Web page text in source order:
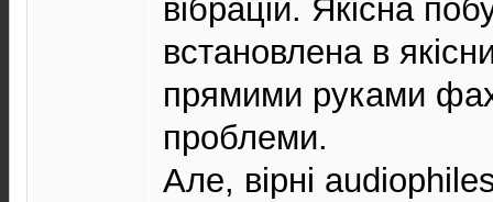
вібрацій. Якісна
встановлена в
прямими руками
проблеми.
Але, вірні